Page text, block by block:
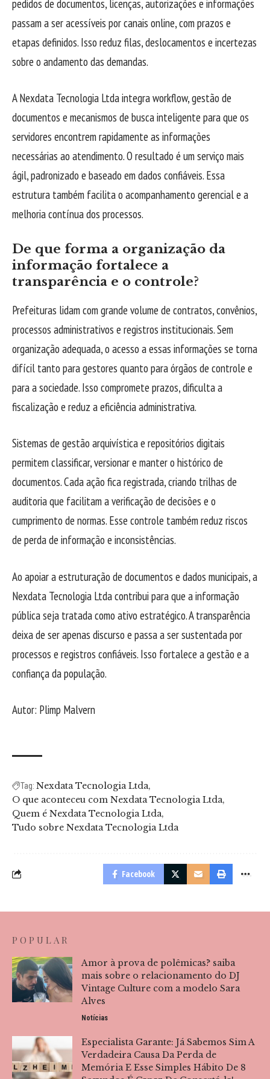
pedidos de documentos, licenças, autorizações e informações
passam a ser acessíveis por canais online, com prazos e
etapas definidos. Isso reduz filas, deslocamentos e incertezas
sobre o andamento das demandas.
A Nexdata Tecnologia Ltda integra workflow, gestão de
documentos e mecanismos de busca inteligente para que os
servidores encontrem rapidamente as informações
necessárias ao atendimento. O resultado é um serviço mais
ágil, padronizado e baseado em dados confiáveis. Essa
estrutura também facilita o acompanhamento gerencial e a
melhoria contínua dos processos.
De que forma a organização da
informação fortalece a
transparência e o controle?
Prefeituras lidam com grande volume de contratos, convênios,
processos administrativos e registros institucionais. Sem
organização adequada, o acesso a essas informações se torna
difícil tanto para gestores quanto para órgãos de controle e
para a sociedade. Isso compromete prazos, dificulta a
fiscalização e reduz a eficiência administrativa.
Sistemas de gestão arquivística e repositórios digitais
permitem classificar, versionar e manter o histórico de
documentos. Cada ação fica registrada, criando trilhas de
auditoria que facilitam a verificação de decisões e o
cumprimento de normas. Esse controle também reduz riscos
de perda de informação e inconsistências.
Ao apoiar a estruturação de documentos e dados municipais, a
Nexdata Tecnologia Ltda contribui para que a informação
pública seja tratada como ativo estratégico. A transparência
deixa de ser apenas discurso e passa a ser sustentada por
processos e registros confiáveis. Isso fortalece a gestão e a
confiança da população.
Autor: Plimp Malvern
Tag: Nexdata Tecnologia Ltda
O que aconteceu com Nexdata Tecnologia Ltda
Quem é Nexdata Tecnologia Ltda
Tudo sobre Nexdata Tecnologia Ltda
Facebook
POPULAR
Amor à prova de polêmicas? saiba
mais sobre o relacionamento do DJ
Vintage Culture com a modelo Sara
Alves
Notícias
Especialista Garante: Já Sabemos Sim A
Verdadeira Causa Da Perda de
Memória E Esse Simples Hábito De 8